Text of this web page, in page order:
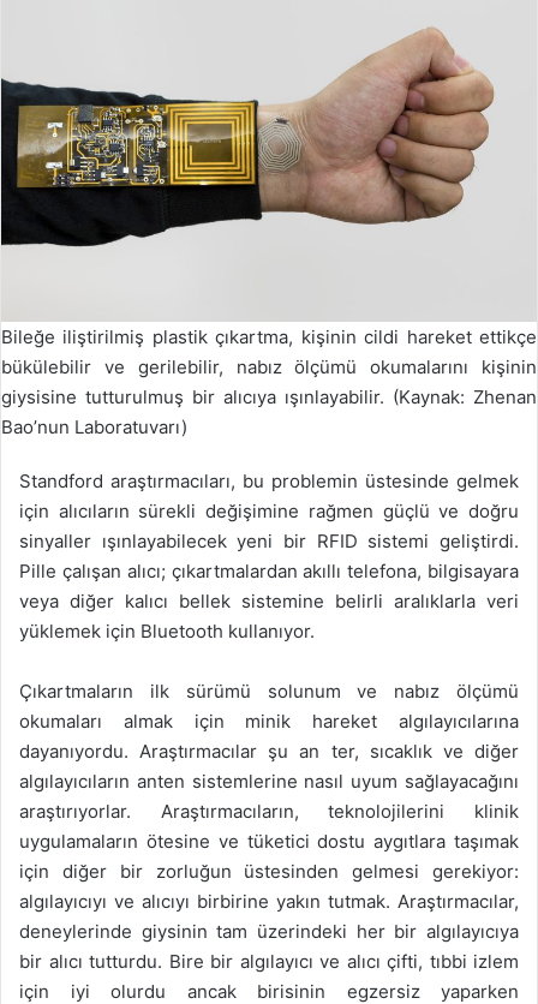
Bileğe iliştirilmiş plastik çıkartma, kişinin cildi hareket ettikçe
bükülebilir ve gerilebilir, nabız ölçümü okumalarını kişinin
giysisine tutturulmuş bir alıcıya ışınlayabilir. (Kaynak: Zhenan
Bao’nun Laboratuvarı)
Standford araştırmacıları, bu problemin üstesinde gelmek
için alıcıların sürekli değişimine rağmen güçlü ve doğru
sinyaller ışınlayabilecek yeni bir RFID sistemi geliştirdi.
Pille çalışan alıcı; çıkartmalardan akıllı telefona, bilgisayara
veya diğer kalıcı bellek sistemine belirli aralıklarla veri
yüklemek için Bluetooth kullanıyor.
Çıkartmaların ilk sürümü solunum ve nabız ölçümü
okumaları almak için minik hareket algılayıcılarına
dayanıyordu. Araştırmacılar şu an ter, sıcaklık ve diğer
algılayıcıların anten sistemlerine nasıl uyum sağlayacağını
araştırıyorlar. Araştırmacıların, teknolojilerini klinik
uygulamaların ötesine ve tüketici dostu aygıtlara taşımak
için diğer bir zorluğun üstesinden gelmesi gerekiyor:
algılayıcıyı ve alıcıyı birbirine yakın tutmak. Araştırmacılar,
deneylerinde giysinin tam üzerindeki her bir algılayıcıya
bir alıcı tutturdu. Bire bir algılayıcı ve alıcı çifti, tıbbi izlem
için iyi olurdu ancak birisinin egzersiz yaparken